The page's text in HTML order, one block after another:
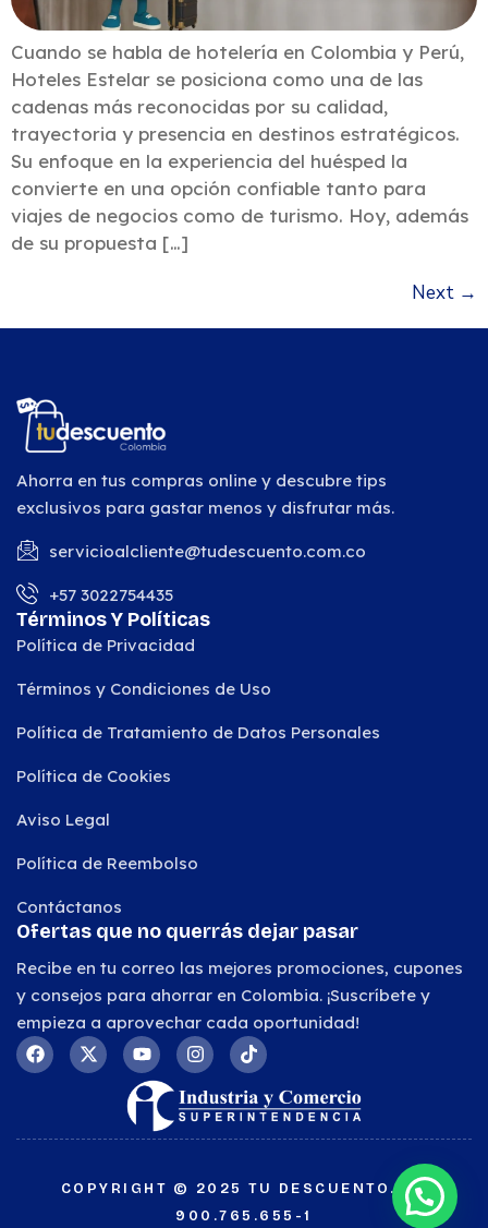
Cuando se habla de hotelería en Colombia y Perú,
Hoteles Estelar se posiciona como una de las
cadenas más reconocidas por su calidad,
trayectoria y presencia en destinos estratégicos.
Su enfoque en la experiencia del huésped la
convierte en una opción confiable tanto para
viajes de negocios como de turismo. Hoy, además
de su propuesta […]
Next →
Ahorra en tus compras online y descubre tips
exclusivos para gastar menos y disfrutar más.
servicioalcliente@tudescuento.com.co
+57 3022754435
Términos Y Políticas
Política de Privacidad
Términos y Condiciones de Uso
Política de Tratamiento de Datos Personales
Política de Cookies
Aviso Legal
Política de Reembolso
Contáctanos
Ofertas que no querrás dejar pasar
Recibe en tu correo las mejores promociones, cupones
y consejos para ahorrar en Colombia. ¡Suscríbete y
empieza a aprovechar cada oportunidad!
COPYRIGHT © 2025 TU DESCUENTO.NIT
900.765.655-1